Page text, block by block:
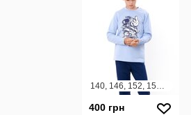
140, 146, 152, 158, 164
400 грн